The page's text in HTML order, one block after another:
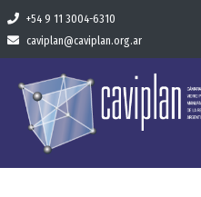
+54 9 11 3004-6310
caviplan@caviplan.org.ar